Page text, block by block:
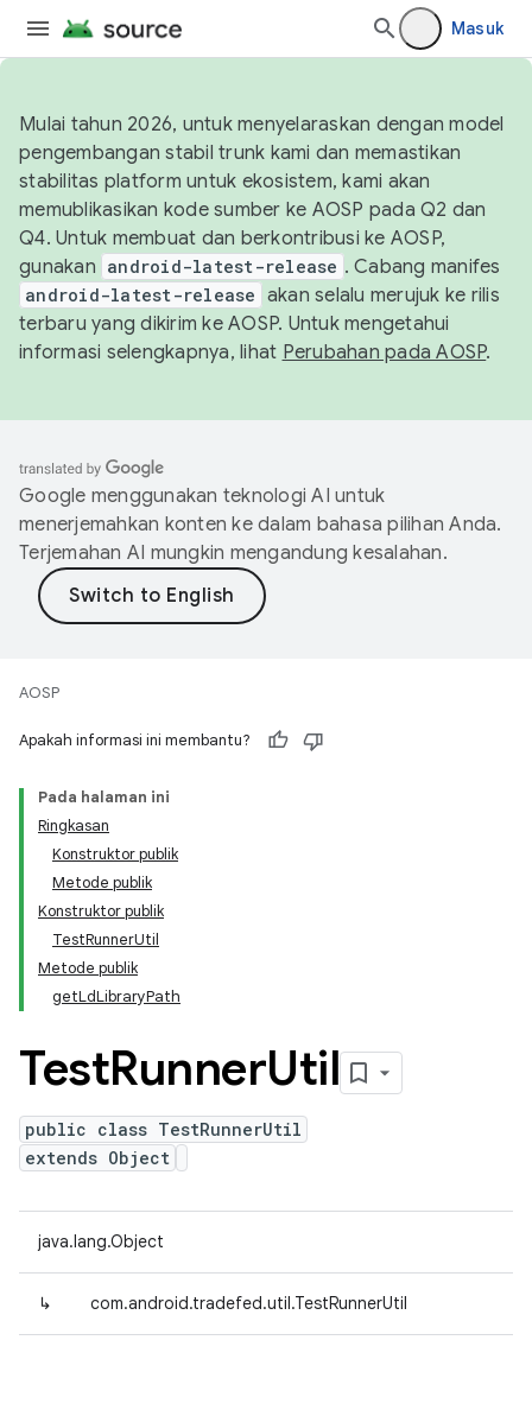
Masuk
Mulai tahun 2026, untuk menyelaraskan dengan model
pengembangan stabil trunk kami dan memastikan
stabilitas platform untuk ekosistem, kami akan
memublikasikan kode sumber ke AOSP pada Q2 dan
Q4. Untuk membuat dan berkontribusi ke AOSP,
gunakan android-latest-release . Cabang manifes
android-latest-release akan selalu merujuk ke rilis
terbaru yang dikirim ke AOSP. Untuk mengetahui
informasi selengkapnya, lihat Perubahan pada AOSP.
Google menggunakan teknologi AI untuk
menerjemahkan konten ke dalam bahasa pilihan Anda.
Terjemahan AI mungkin mengandung kesalahan.
AOSP
Apakah informasi ini membantu?
Pada halaman ini
Ringkasan
Konstruktor publik
Metode publik
Konstruktor publik
TestRunnerUtil
Metode publik
getLdLibraryPath
TestRunnerUtil
public class TestRunnerUtil
extends Object
java.lang.Object
↳ com.android.tradefed.util.TestRunnerUtil